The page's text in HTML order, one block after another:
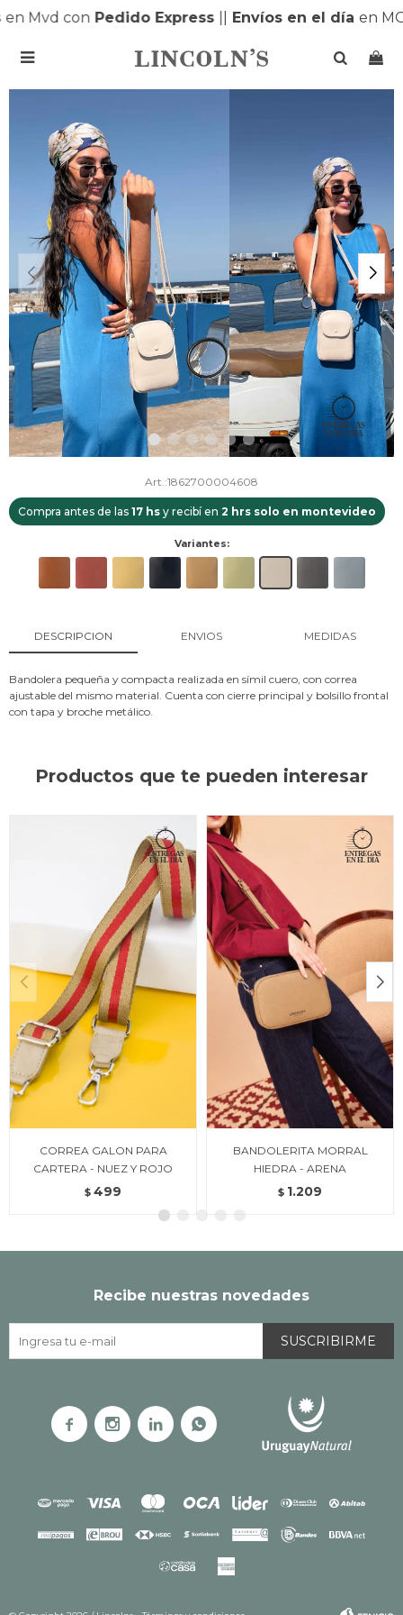
Mvd conPedido Express|| Envíos en el díaen

1862700004608
Compra antes de las 17 hs y recibí en 2 hrs solo en montevideo
Variantes:
DESCRIPCION ENVIOS MEDIDAS
Bandolera pequeña y compacta realizada en símil cuero, con correa
ajustable del mismo material. Cuenta con cierre principal y bolsillo frontal
con tapa y broche metálico.
Productos que te pueden interesar
CORREA GALON PARA
CARTERA - NUEZ Y ROJO
$ 499
BANDOLERITA MORRAL
HIEDRA - ARENA
$ 1.209
Recibe nuestras novedades
SUSCRIBIRME
   